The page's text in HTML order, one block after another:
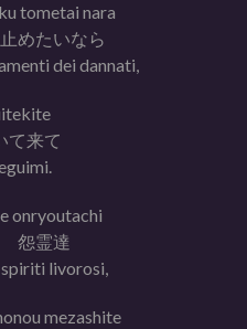
tometai nara
めたいなら
dei dannati,
て来て
onryoutachi
怨霊達
livorosi,
mezashite